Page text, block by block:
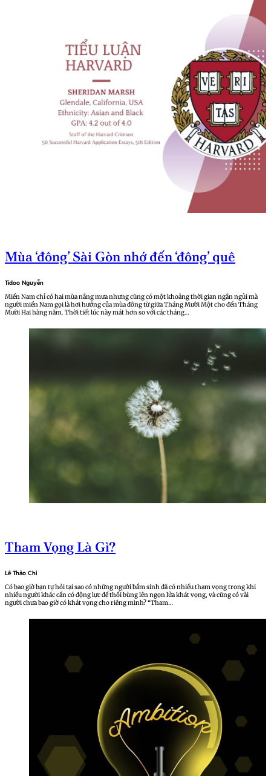
Mùa ‘đông’ Sài Gòn nhớ đến ‘đông’ quê
Tidoo Nguyễn
Miền Nam chỉ có hai mùa nắng mưa nhưng cũng có một khoảng thời gian ngắn ngủi mà
người miền Nam gọi là hơi hướng của mùa đông từ giữa Tháng Mười Một cho đến Tháng
Mười Hai hàng năm. Thời tiết lúc này mát hơn so với các tháng…
Tham Vọng Là Gì?
Lê Thảo Chi
Có bao giờ bạn tự hỏi tại sao có những người bẩm sinh đã có nhiều tham vọng trong khi
nhiều người khác cần có động lực để thổi bùng lên ngọn lửa khát vọng, và cũng có vài
người chưa bao giờ có khát vọng cho riêng mình? “Tham…